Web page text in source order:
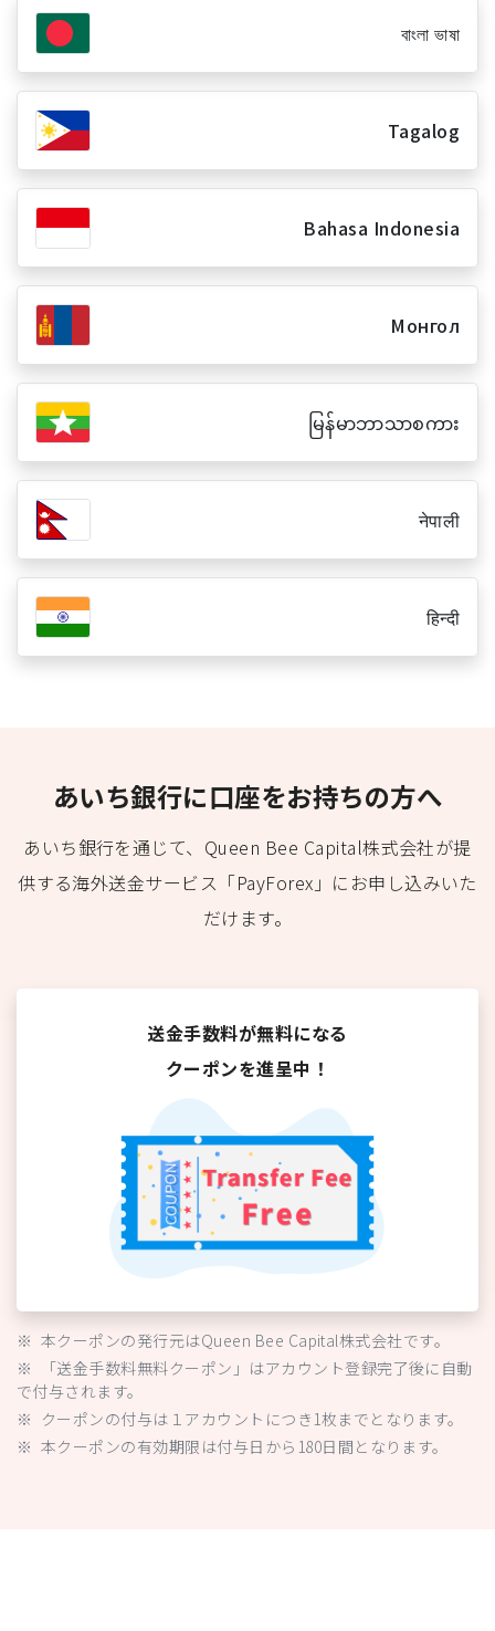
বাংলা ভাষা
Tagalog
Bahasa Indonesia
Монгол
မြန်မာဘာသာစကား
नेपाली
हिन्दी
あいち銀行に口座をお持ちの方へ
あいち銀行を通じて、Queen Bee Capital株式会社が提
供する海外送金サービス「PayForex」にお申し込みいた
だけます。
送金手数料が無料になる
クーポンを進呈中！
※ 本クーポンの発行元はQueen Bee Capital株式会社です。
※
「送金手数料無料クーポン」はアカウント登録完了後に自動
で付与されます。
※ クーポンの付与は１アカウントにつき1枚までとなります。
※ 本クーポンの有効期限は付与日から180日間となります。